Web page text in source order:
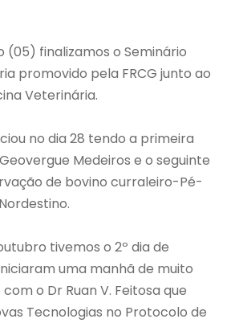
(05) finalizamos o Seminário
promovido pela FRCG junto ao
Veterinária.
no dia 28 tendo a primeira
Medeiros e o seguinte
de bovino curraleiro-Pé-
tivemos o 2º dia de
uma manhã de muito
o Dr Ruan V. Feitosa que
Tecnologias no Protocolo de